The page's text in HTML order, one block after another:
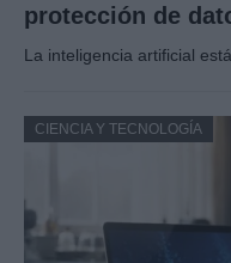
protección de
La inteligencia artificial
CIENCIA Y TECNOLOGÍA